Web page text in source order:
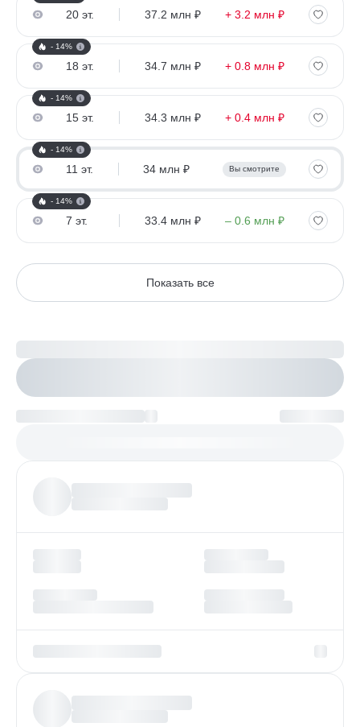
20 эт. 37.2 млн ₽ + 3.2 млн ₽
- 14%
18 эт. 34.7 млн ₽ + 0.8 млн ₽
- 14%
15 эт. 34.3 млн ₽ + 0.4 млн ₽
- 14%
11 эт. 34 млн ₽ Вы смотрите
- 14%
7 эт. 33.4 млн ₽ – 0.6 млн ₽
Показать все